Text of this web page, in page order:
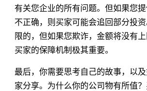
有关您企业的所有问题。但如果您
不正确，则买家可能会追回部分投
限的，但如果您欺诈，金额将没有
买家的保障机制极其重要。
最后，你需要思考自己的故事，以
家分享。为什么你的公司物有所值